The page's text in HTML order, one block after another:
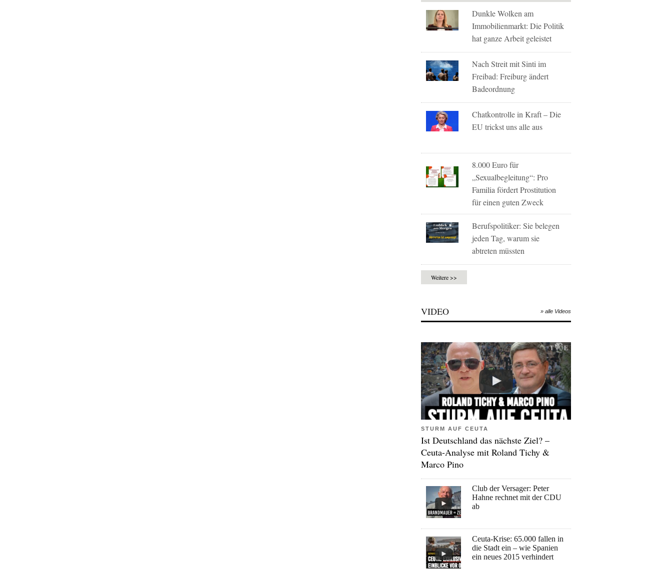
Dunkle Wolken am
Immobilienmarkt: Die Politik
hat ganze Arbeit geleistet
Nach Streit mit Sinti im
Freibad: Freiburg ändert
Badeordnung
Chatkontrolle in Kraft – Die
EU trickst uns alle aus
8.000 Euro für
„Sexualbegleitung“: Pro
Familia fördert Prostitution
für einen guten Zweck
Berufspolitiker: Sie belegen
jeden Tag, warum sie
abtreten müssten
Weitere >>
VIDEO » alle Videos
STURM AUF CEUTA
Ist Deutschland das nächste Ziel? –
Ceuta-Analyse mit Roland Tichy &
Marco Pino
Club der Versager: Peter
Hahne rechnet mit der CDU
ab
Ceuta-Krise: 65.000 fallen in
die Stadt ein – wie Spanien
ein neues 2015 verhindert